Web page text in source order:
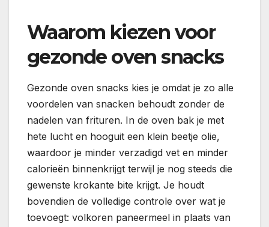
Waarom kiezen voor
gezonde oven snacks
Gezonde oven snacks kies je omdat je zo alle
voordelen van snacken behoudt zonder de
nadelen van frituren. In de oven bak je met
hete lucht en hooguit een klein beetje olie,
waardoor je minder verzadigd vet en minder
calorieën binnenkrijgt terwijl je nog steeds die
gewenste krokante bite krijgt. Je houdt
bovendien de volledige controle over wat je
toevoegt: volkoren paneermeel in plaats van